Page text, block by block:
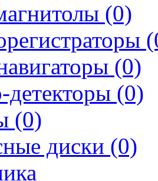
(0)
(0)
детекторы (0)
(0)
диски (0)